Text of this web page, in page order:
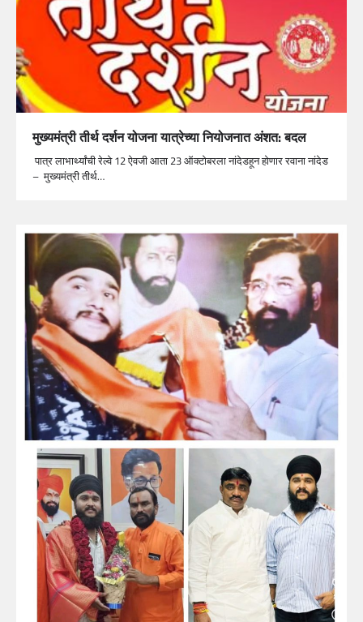
मुख्यमंत्री तीर्थ दर्शन योजना यात्रेच्या नियोजनात अंशत: बदल
पात्र लाभार्थ्यांची रेल्वे 12 ऐवजी आता 23 ऑक्टोबरला नांदेडहून होणार रवाना नांदेड
– मुख्यमंत्री तीर्थ…